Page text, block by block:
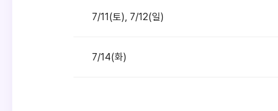
7/11(토), 7/12(일)
7/14(화)